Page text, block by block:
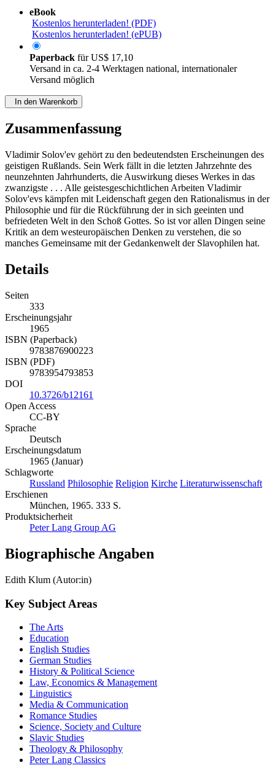
eBook
Kostenlos herunterladen! (PDF)
Kostenlos herunterladen! (ePUB)
Paperback fürUS$ 17,10
Versand in ca. 2-4 Werktagen national, internationaler
Versand möglich
In den Warenkorb
Zusammenfassung
Vladimir Solov'ev gehört zu den bedeutendsten Erscheinungen des
geistigen Rußlands. Sein Werk fällt in die letzten Jahrzehnte des
neunzehnten Jahrhunderts, die Auswirkung dieses Werkes in das
zwanzigste . . . Alle geistesgeschichtlichen Arbeiten Vladimir
Solov'evs kämpfen mit Leidenschaft gegen den Rationalismus in der
Philosophie und für die Rückführung der in sich geeinten und
befriedeten Welt in den Schoß Gottes. So ist vor allen Dingen seine
Kritik an dem westeuropäischen Denken zu verstehen, die so
manches Gemeinsame mit der Gedankenwelt der Slavophilen hat.
Details
Seiten
333
Erscheinungsjahr
1965
ISBN (Paperback)
9783876900223
ISBN (PDF)
9783954793853
DOI
10.3726/b12161
Open Access
CC-BY
Sprache
Deutsch
Erscheinungsdatum
1965 (Januar)
Schlagworte
Russland Philosophie Religion Kirche Literaturwissenschaft
Erschienen
München, 1965. 333 S.
Produktsicherheit
Peter Lang Group AG
Biographische Angaben
Edith Klum (Autor:in)
Key Subject Areas
The Arts
Education
English Studies
German Studies
History & Political Science
Law, Economics & Management
Linguistics
Media & Communication
Romance Studies
Science, Society and Culture
Slavic Studies
Theology & Philosophy
Peter Lang Classics